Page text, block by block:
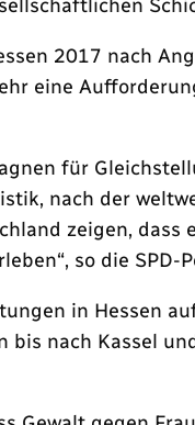
2017 nach
eine
für
nach der
zeigen,
so die SPD-
in Hessen
nach Kassel